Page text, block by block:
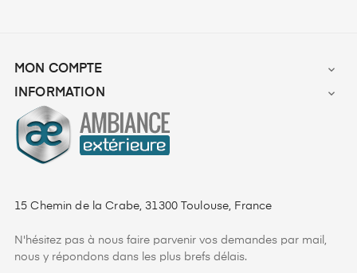
MON COMPTE

INFORMATION

15 Chemin de la Crabe, 31300 Toulouse, France
N'hésitez pas à nous faire parvenir vos demandes par mail,
nous y répondons dans les plus brefs délais.